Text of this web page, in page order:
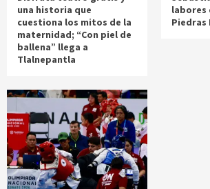
una historia que
cuestiona los mitos de la
maternidad; “Con piel de
ballena” llega a
Tlalnepantla
labores
Piedras